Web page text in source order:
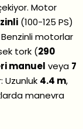
Motor
(100-125 PS)
Benzinli motorlar
tork (290
manuel veya 7
Uzunluk 4.4 m,
manevra